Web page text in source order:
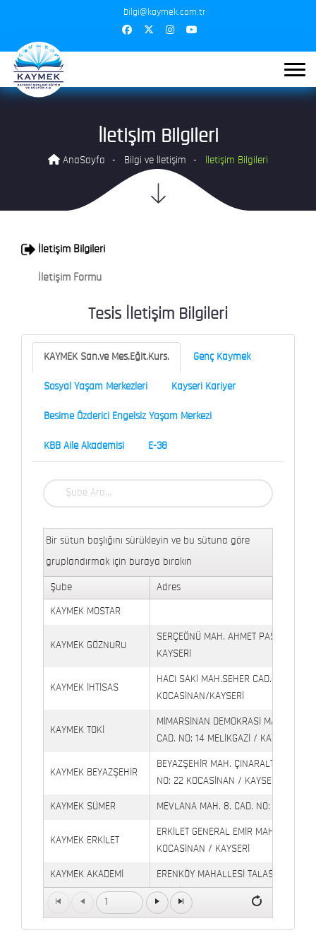
bilgi@kaymek.com.tr
İletişim Bilgileri
AnaSayfa Bilgi ve İletişim İletişim Bilgileri
İletişim Bilgileri
İletişim Formu
Tesis İletişim Bilgileri
KAYMEK San.ve Mes.Eğit.Kurs. Genç Kaymek
Sosyal Yaşam Merkezleri Kayseri Kariyer
Besime Özderici Engelsiz Yaşam Merkezi
KBB Aile Akademisi E-38
Bir sütun başlığını sürükleyin ve bu sütuna göre
gruplandırmak için buraya bırakın
Şube Adres
KAYMEK MOSTAR
KAYMEK GÖZNURU
SERÇEÖNÜ MAH. AHMET PAŞA CAD.
KAYSERİ
KAYMEK İHTİSAS
HACI SAKİ MAH.SEHER CAD.(6009
KOCASİNAN/KAYSERİ
KAYMEK TOKİ
MİMARSİNAN DEMOKRASİ MAH. FATİN
CAD. NO: 14 MELİKGAZİ / KAYSERİ
KAYMEK BEYAZŞEHİR
BEYAZŞEHİR MAH. ÇINARALTI
NO: 22 KOCASİNAN / KAYSERİ
KAYMEK SÜMER MEVLANA MAH. 8. CAD. NO: 28
KAYMEK ERKİLET
ERKİLET GENERAL EMİR MAH.
KOCASİNAN / KAYSERİ
KAYMEK AKADEMİ
ERENKÖY MAHALLESİ TALAS
Petrol Yanı) TALAS / KAYSERİ
Kaymek Köşk Sosyal
Köşk Mahallesi, Orgeneral Eşref Bitlis
1